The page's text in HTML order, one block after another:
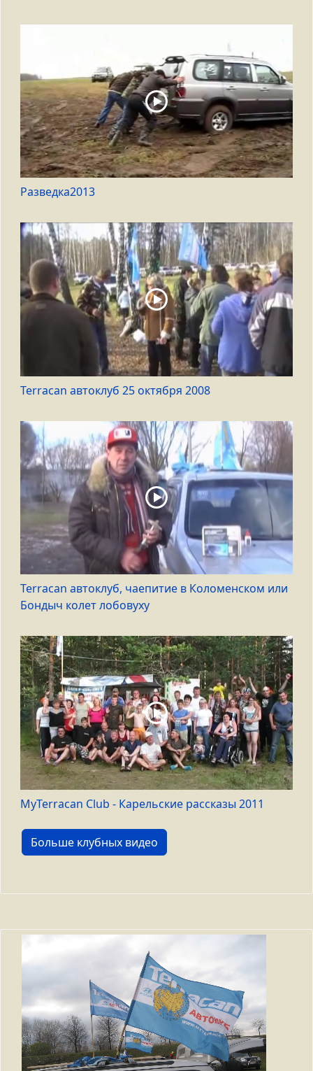
Разведка2013
Terracan автоклуб 25 октября 2008
Terracan автоклуб, чаепитие в Коломенском или
Бондыч колет лобовуху
MyTerracan Club - Карельские рассказы 2011
Больше клубных видео